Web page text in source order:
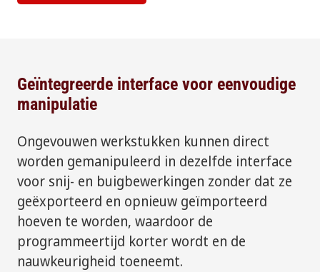
Geïntegreerde interface voor eenvoudige
manipulatie
Ongevouwen werkstukken kunnen direct
worden gemanipuleerd in dezelfde interface
voor snij- en buigbewerkingen zonder dat ze
geëxporteerd en opnieuw geïmporteerd
hoeven te worden, waardoor de
programmeertijd korter wordt en de
nauwkeurigheid toeneemt.